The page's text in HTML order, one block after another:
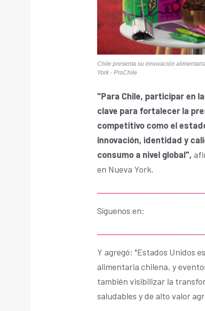
Chile presenta su innovación
York - ProChile
"Para Chile, participar en
clave para fortalecer la
competitivo como el
innovación, identidad y
consumo a nivel global",
en Nueva York.
Síguenos en:
Y agregó: "Estados Unidos
alimentaria chilena, y
también visibilizar la
saludables y de alto valor